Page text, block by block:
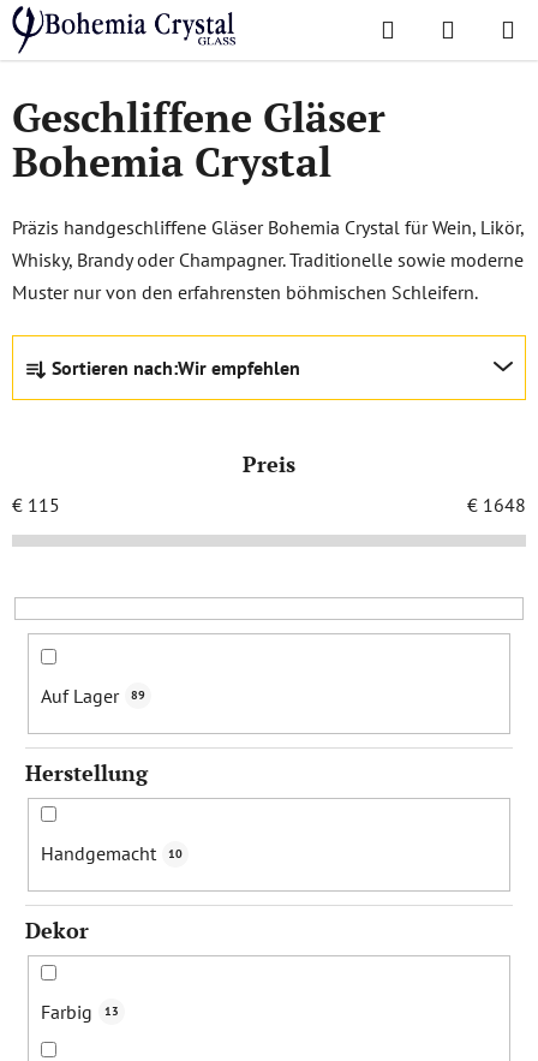
Zum
Inhalt
springen
Suchen
Startseite
/ Gläser Geschliffene Gläser
Geschliffene Gläser
Bohemia Crystal
Präzis handgeschliffene Gläser Bohemia Crystal für Wein, Likör,
Whisky, Brandy oder Champagner. Traditionelle sowie moderne
Muster nur von den erfahrensten böhmischen Schleifern.
P
o
k
t
o
r
u
Sortieren nach:Wir empfehlen
Preis
€ 115 € 1648
Auf Lager 89
Herstellung
Handgemacht 10
Dekor
Farbig 13